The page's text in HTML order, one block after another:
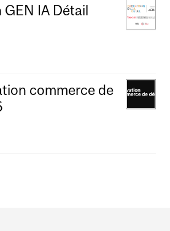
IA Détail
commerce de